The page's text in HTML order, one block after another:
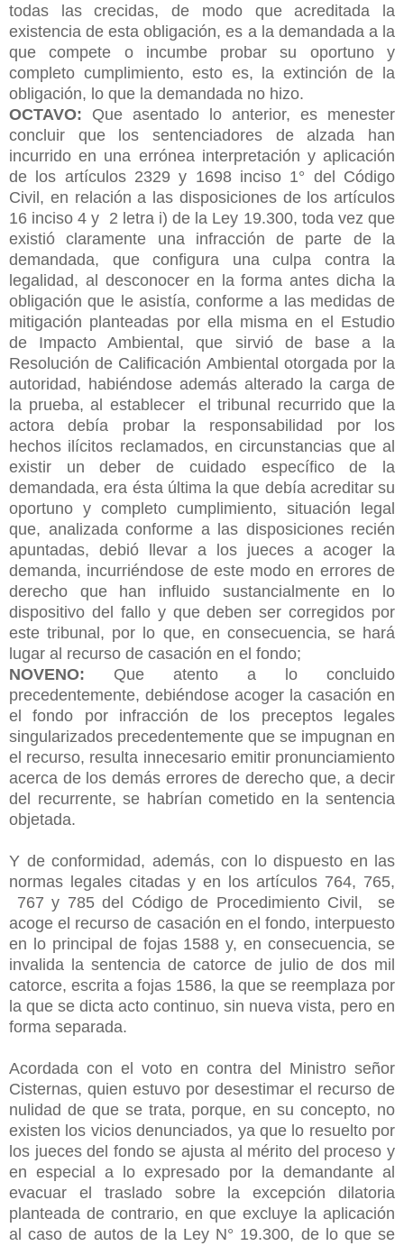
todas las crecidas, de modo que acreditada la
existencia de esta obligación, es a la demandada a la
que compete o incumbe probar su oportuno y
completo cumplimiento, esto es, la extinción de la
obligación, lo que la demandada no hizo.
OCTAVO: Que asentado lo anterior, es menester
concluir que los sentenciadores de alzada han
incurrido en una errónea interpretación y aplicación
de los artículos 2329 y 1698 inciso 1° del Código
Civil, en relación a las disposiciones de los artículos
16 inciso 4 y 2 letra i) de la Ley 19.300, toda vez que
existió claramente una infracción de parte de la
demandada, que configura una culpa contra la
legalidad, al desconocer en la forma antes dicha la
obligación que le asistía, conforme a las medidas de
mitigación planteadas por ella misma en el Estudio
de Impacto Ambiental, que sirvió de base a la
Resolución de Calificación Ambiental otorgada por la
autoridad, habiéndose además alterado la carga de
la prueba, al establecer el tribunal recurrido que la
actora debía probar la responsabilidad por los
hechos ilícitos reclamados, en circunstancias que al
existir un deber de cuidado específico de la
demandada, era ésta última la que debía acreditar su
oportuno y completo cumplimiento, situación legal
que, analizada conforme a las disposiciones recién
apuntadas, debió llevar a los jueces a acoger la
demanda, incurriéndose de este modo en errores de
derecho que han influido sustancialmente en lo
dispositivo del fallo y que deben ser corregidos por
este tribunal, por lo que, en consecuencia, se hará
lugar al recurso de casación en el fondo;
NOVENO: Que atento a lo concluido
precedentemente, debiéndose acoger la casación en
el fondo por infracción de los preceptos legales
singularizados precedentemente que se impugnan en
el recurso, resulta innecesario emitir pronunciamiento
acerca de los demás errores de derecho que, a decir
del recurrente, se habrían cometido en la sentencia
objetada.
Y de conformidad, además, con lo dispuesto en las
normas legales citadas y en los artículos 764, 765,
767 y 785 del Código de Procedimiento Civil, se
acoge el recurso de casación en el fondo, interpuesto
en lo principal de fojas 1588 y, en consecuencia, se
invalida la sentencia de catorce de julio de dos mil
catorce, escrita a fojas 1586, la que se reemplaza por
la que se dicta acto continuo, sin nueva vista, pero en
forma separada.
Acordada con el voto en contra del Ministro señor
Cisternas, quien estuvo por desestimar el recurso de
nulidad de que se trata, porque, en su concepto, no
existen los vicios denunciados, ya que lo resuelto por
los jueces del fondo se ajusta al mérito del proceso y
en especial a lo expresado por la demandante al
evacuar el traslado sobre la excepción dilatoria
planteada de contrario, en que excluye la aplicación
al caso de autos de la Ley N° 19.300, de lo que se